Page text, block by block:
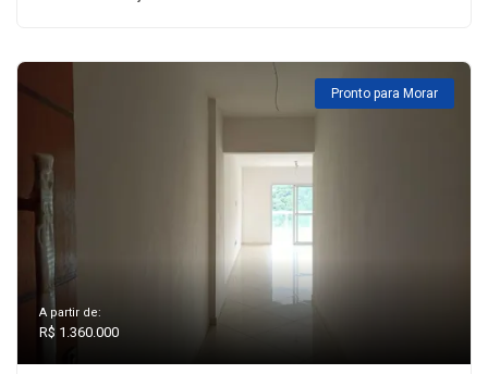
Pronto para Morar
A partir de:
R$ 1.360.000